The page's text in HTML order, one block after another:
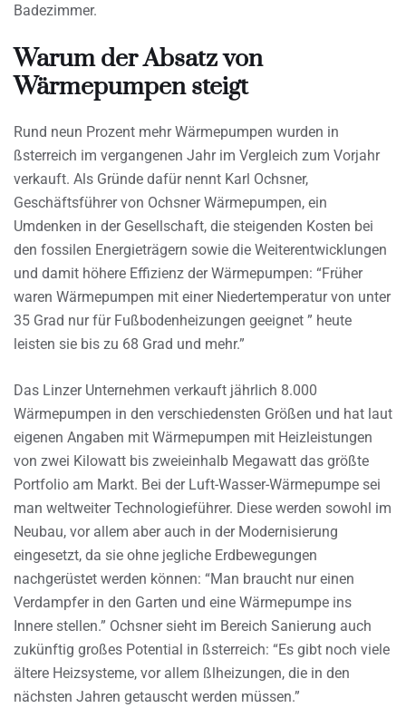
Badezimmer.
Warum der Absatz von
Wärmepumpen steigt
Rund neun Prozent mehr Wärmepumpen wurden in
ßsterreich im vergangenen Jahr im Vergleich zum Vorjahr
verkauft. Als Gründe dafür nennt Karl Ochsner,
Geschäftsführer von Ochsner Wärmepumpen, ein
Umdenken in der Gesellschaft, die steigenden Kosten bei
den fossilen Energieträgern sowie die Weiterentwicklungen
und damit höhere Effizienz der Wärmepumpen: “Früher
waren Wärmepumpen mit einer Niedertemperatur von unter
35 Grad nur für Fußbodenheizungen geeignet ” heute
leisten sie bis zu 68 Grad und mehr.”
Das Linzer Unternehmen verkauft jährlich 8.000
Wärmepumpen in den verschiedensten Größen und hat laut
eigenen Angaben mit Wärmepumpen mit Heizleistungen
von zwei Kilowatt bis zweieinhalb Megawatt das größte
Portfolio am Markt. Bei der Luft-Wasser-Wärmepumpe sei
man weltweiter Technologieführer. Diese werden sowohl im
Neubau, vor allem aber auch in der Modernisierung
eingesetzt, da sie ohne jegliche Erdbewegungen
nachgerüstet werden können: “Man braucht nur einen
Verdampfer in den Garten und eine Wärmepumpe ins
Innere stellen.” Ochsner sieht im Bereich Sanierung auch
zukünftig großes Potential in ßsterreich: “Es gibt noch viele
ältere Heizsysteme, vor allem ßlheizungen, die in den
nächsten Jahren getauscht werden müssen.”